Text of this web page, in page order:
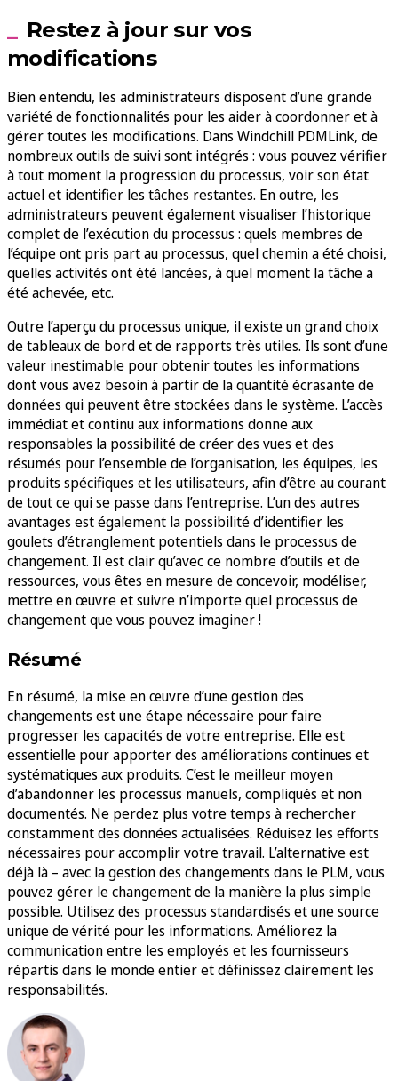
Restez à jour sur vos
modifications
Bien entendu, les administrateurs disposent d’une grande
variété de fonctionnalités pour les aider à coordonner et à
gérer toutes les modifications. Dans Windchill PDMLink, de
nombreux outils de suivi sont intégrés : vous pouvez vérifier
à tout moment la progression du processus, voir son état
actuel et identifier les tâches restantes. En outre, les
administrateurs peuvent également visualiser l’historique
complet de l’exécution du processus : quels membres de
l’équipe ont pris part au processus, quel chemin a été choisi,
quelles activités ont été lancées, à quel moment la tâche a
été achevée, etc.
Outre l’aperçu du processus unique, il existe un grand choix
de tableaux de bord et de rapports très utiles. Ils sont d’une
valeur inestimable pour obtenir toutes les informations
dont vous avez besoin à partir de la quantité écrasante de
données qui peuvent être stockées dans le système. L’accès
immédiat et continu aux informations donne aux
responsables la possibilité de créer des vues et des
résumés pour l’ensemble de l’organisation, les équipes, les
produits spécifiques et les utilisateurs, afin d’être au courant
de tout ce qui se passe dans l’entreprise. L’un des autres
avantages est également la possibilité d’identifier les
goulets d’étranglement potentiels dans le processus de
changement. Il est clair qu’avec ce nombre d’outils et de
ressources, vous êtes en mesure de concevoir, modéliser,
mettre en œuvre et suivre n’importe quel processus de
changement que vous pouvez imaginer !
Résumé
En résumé, la mise en œuvre d’une gestion des
changements est une étape nécessaire pour faire
progresser les capacités de votre entreprise. Elle est
essentielle pour apporter des améliorations continues et
systématiques aux produits. C’est le meilleur moyen
d’abandonner les processus manuels, compliqués et non
documentés. Ne perdez plus votre temps à rechercher
constamment des données actualisées. Réduisez les efforts
nécessaires pour accomplir votre travail. L’alternative est
déjà là – avec la gestion des changements dans le PLM, vous
pouvez gérer le changement de la manière la plus simple
possible. Utilisez des processus standardisés et une source
unique de vérité pour les informations. Améliorez la
communication entre les employés et les fournisseurs
répartis dans le monde entier et définissez clairement les
responsabilités.